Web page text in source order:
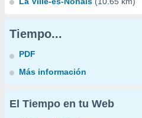
Tiempo...
PDF
Más información
El Tiempo en tu Web